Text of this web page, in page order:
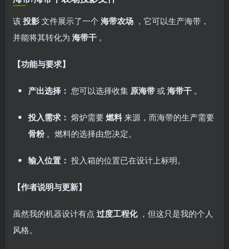
该投影文件展示了一个 海带农场 ，它可以生产海带，
并能将其转化为 海带干 。
【功能与要求】
产出选择： 您可以选择收集 原海带或海带干 。
投入需求： 熔炉需要燃料来源，而海带的生产需要
骨粉。燃料的选择由您决定。
输入位置： 投入箱的位置已在设计上标明。
【作者说明与更新】
虽然我的机器设计有点 过度工程化 ，但这只是我的个人
风格。